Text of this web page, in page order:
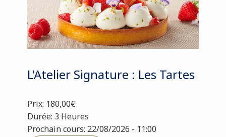
L'Atelier Signature : Les Tartes
Prix: 180,00€
Durée: 3 Heures
Prochain cours: 22/08/2026 - 11:00